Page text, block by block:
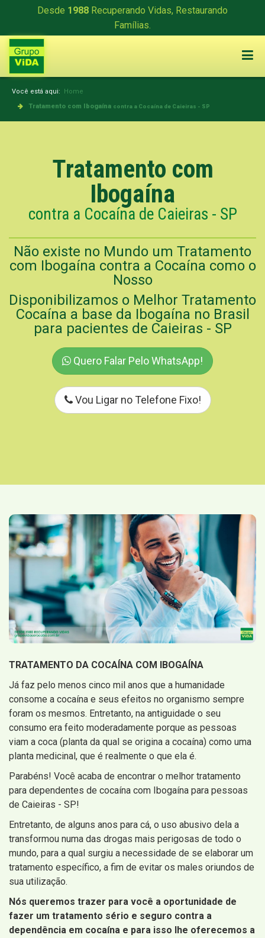
Desde 1988 Recuperando Vidas, Restaurando
Famílias.
Você está aqui: Home
Tratamento com Ibogaína contra a Cocaína de Caieiras - SP
Tratamento com
Ibogaína
contra a Cocaína de Caieiras - SP
Não existe no Mundo um Tratamento
com Ibogaína contra a Cocaína como o
Nosso
Disponibilizamos o Melhor Tratamento
Cocaína a base da Ibogaína no Brasil
para pacientes de Caieiras - SP
Quero Falar Pelo WhatsApp!
Vou Ligar no Telefone Fixo!
TRATAMENTO DA COCAÍNA COM IBOGAÍNA
Já faz pelo menos cinco mil anos que a humanidade
consome a cocaína e seus efeitos no organismo sempre
foram os mesmos. Entretanto, na antiguidade o seu
consumo era feito moderadamente porque as pessoas
viam a coca (planta da qual se origina a cocaína) como uma
planta medicinal, que é realmente o que ela é.
Parabéns! Você acaba de encontrar o melhor tratamento
para dependentes de cocaína com Ibogaína para pessoas
de Caieiras - SP!
Entretanto, de alguns anos para cá, o uso abusivo dela a
transformou numa das drogas mais perigosas de todo o
mundo, para a qual surgiu a necessidade de se elaborar um
tratamento específico, a fim de evitar os males oriundos de
sua utilização.
Nós queremos trazer para você a oportunidade de
fazer um tratamento sério e seguro contra a
dependência em cocaína e para isso lhe oferecemos a